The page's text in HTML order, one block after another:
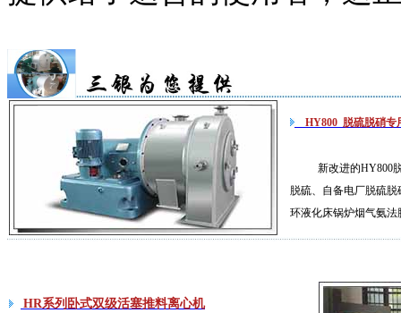
HY800 脱硫脱硝专
新改进的HY800
脱硫、自备电厂脱硫
环液化床锅炉烟气氨法
HR系列卧式双级活塞推料离心机